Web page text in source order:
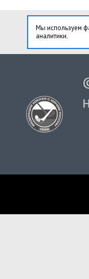
Мы используем
аналитики.